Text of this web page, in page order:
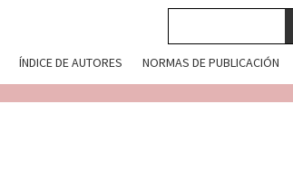
ÍNDICE DE AUTORES NORMAS DE PUBLICACIÓN